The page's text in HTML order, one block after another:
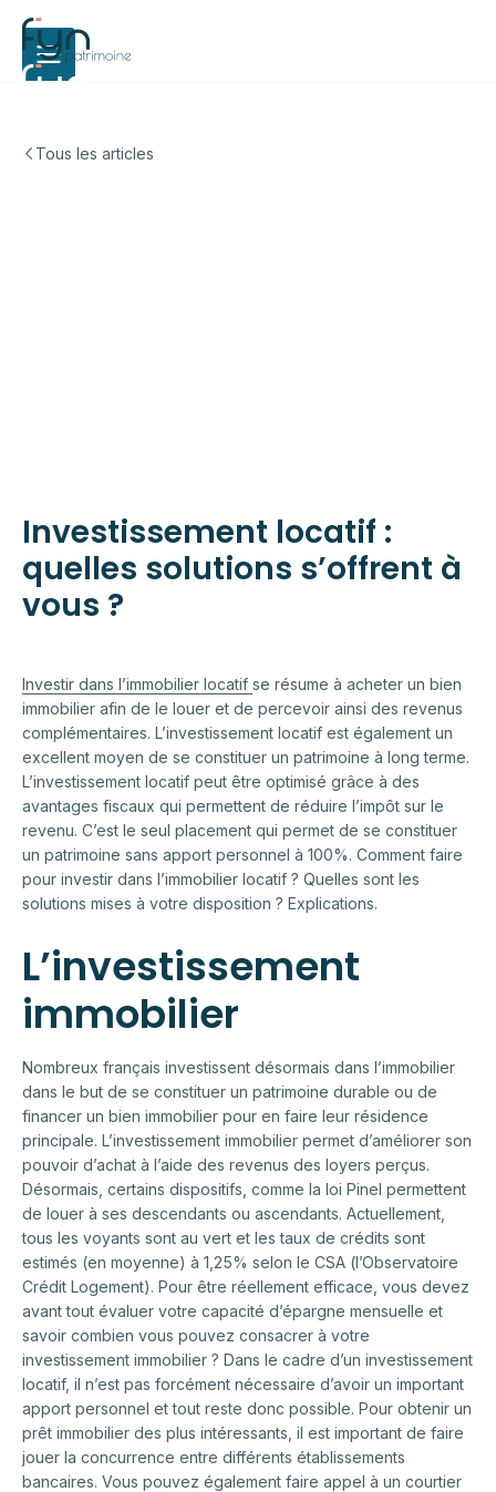
Tous les articles
Investissement locatif :
quelles solutions s’offrent à
vous ?
Investir dans l’immobilier locatif se résume à acheter un bien
immobilier afin de le louer et de percevoir ainsi des revenus
complémentaires. L’investissement locatif est également un
excellent moyen de se constituer un patrimoine à long terme.
L’investissement locatif peut être optimisé grâce à des
avantages fiscaux qui permettent de réduire l’impôt sur le
revenu. C’est le seul placement qui permet de se constituer
un patrimoine sans apport personnel à 100%. Comment faire
pour investir dans l’immobilier locatif ? Quelles sont les
solutions mises à votre disposition ? Explications.
L’investissement
immobilier
Nombreux français investissent désormais dans l’immobilier
dans le but de se constituer un patrimoine durable ou de
financer un bien immobilier pour en faire leur résidence
principale. L’investissement immobilier permet d’améliorer son
pouvoir d’achat à l’aide des revenus des loyers perçus.
Désormais, certains dispositifs, comme la loi Pinel permettent
de louer à ses descendants ou ascendants. Actuellement,
tous les voyants sont au vert et les taux de crédits sont
estimés (en moyenne) à 1,25% selon le CSA (l’Observatoire
Crédit Logement). Pour être réellement efficace, vous devez
avant tout évaluer votre capacité d’épargne mensuelle et
savoir combien vous pouvez consacrer à votre
investissement immobilier ? Dans le cadre d’un investissement
locatif, il n’est pas forcément nécessaire d’avoir un important
apport personnel et tout reste donc possible. Pour obtenir un
prêt immobilier des plus intéressants, il est important de faire
jouer la concurrence entre différents établissements
bancaires. Vous pouvez également faire appel à un courtier